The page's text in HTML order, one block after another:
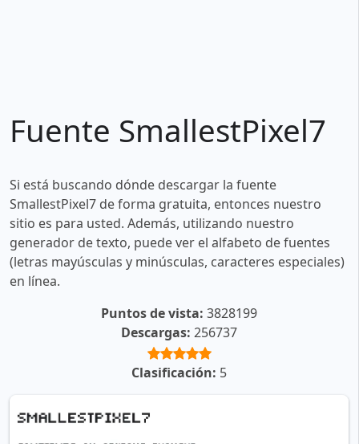
Fuente SmallestPixel7
Si está buscando dónde descargar la fuente
SmallestPixel7 de forma gratuita, entonces nuestro
sitio es para usted. Además, utilizando nuestro
generador de texto, puede ver el alfabeto de fuentes
(letras mayúsculas y minúsculas, caracteres especiales)
en línea.
Puntos de vista: 3828199
Descargas: 256737
Clasificación: 5